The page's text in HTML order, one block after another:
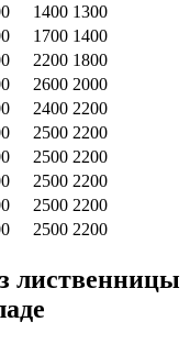
1400 1300
1700 1400
2200 1800
2600 2000
2400 2200
2500 2200
2500 2200
2500 2200
2500 2200
2500 2200
лиственницы